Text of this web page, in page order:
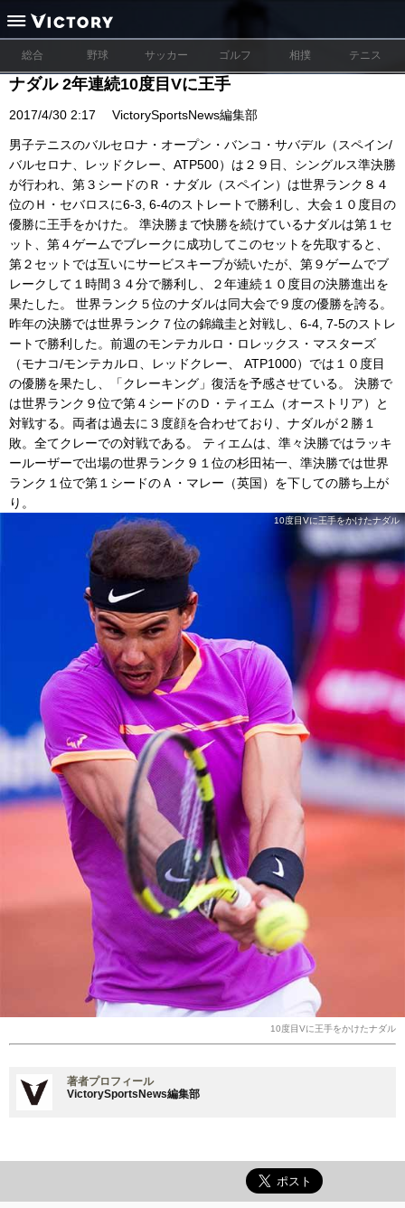
総合 野球 サッカー ゴルフ 相撲 テニス
ナダル 2年連続10度目Vに王手
2017/4/30 2:17 VictorySportsNews編集部
男子テニスのバルセロナ・オープン・バンコ・サバデル（スペイン/
バルセロナ、レッドクレー、ATP500）は２９日、シングルス準決勝
が行われ、第３シードのＲ・ナダル（スペイン）は世界ランク８４
位のＨ・セバロスに6-3, 6-4のストレートで勝利し、大会１０度目の
優勝に王手をかけた。 準決勝まで快勝を続けているナダルは第１セ
ット、第４ゲームでブレークに成功してこのセットを先取すると、
第２セットでは互いにサービスキープが続いたが、第９ゲームでブ
レークして１時間３４分で勝利し、２年連続１０度目の決勝進出を
果たした。 世界ランク５位のナダルは同大会で９度の優勝を誇る。
昨年の決勝では世界ランク７位の錦織圭と対戦し、6-4, 7-5のストレ
ートで勝利した。前週のモンテカルロ・ロレックス・マスターズ
（モナコ/モンテカルロ、レッドクレー、 ATP1000）では１０度目
の優勝を果たし、「クレーキング」復活を予感させている。 決勝で
は世界ランク９位で第４シードのＤ・ティエム（オーストリア）と
対戦する。両者は過去に３度顔を合わせており、ナダルが２勝１
敗。全てクレーでの対戦である。 ティエムは、準々決勝ではラッキ
ールーザーで出場の世界ランク９１位の杉田祐一、準決勝では世界
ランク１位で第１シードのＡ・マレー（英国）を下しての勝ち上が
り。
10度目Vに王手をかけたナダル
10度目Vに王手をかけたナダル
著者プロフィール
VictorySportsNews編集部